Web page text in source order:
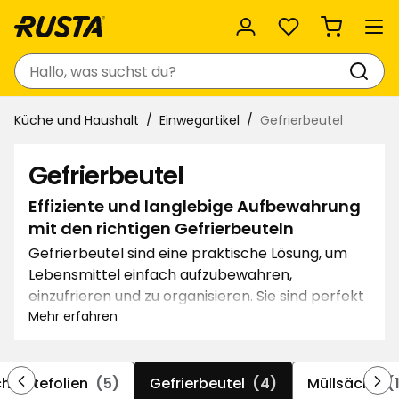
Favoriten
Suchen
Küche und Haushalt Einwegartikel Gefrierbeutel
Gefrierbeutel
Effiziente und langlebige Aufbewahrung
mit den richtigen Gefrierbeuteln
Gefrierbeutel sind eine praktische Lösung, um
Lebensmittel einfach aufzubewahren,
einzufrieren und zu organisieren. Sie sind perfekt
für alles – von Resten und gefrorenen Beeren bis
zwischen verschiedenen Größen, ganz nach
deinem Bedarf – mit oder ohne Zip-Verschluss.
Mehr erfahren
(5) Gefrierbeutel (4) Müllsäcke